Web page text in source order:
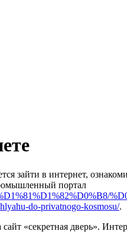
зайти в интернет,
портал
do-privatnogo-kosmosu/.
«секретная дверь».